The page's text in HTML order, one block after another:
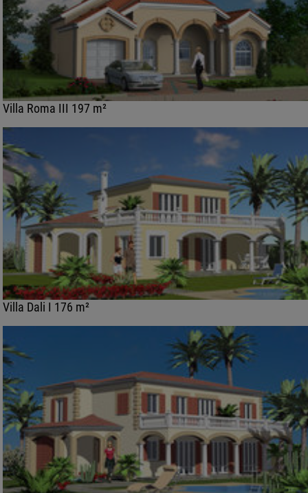
Villa Roma III 197 m²
Villa Dali I 176 m²